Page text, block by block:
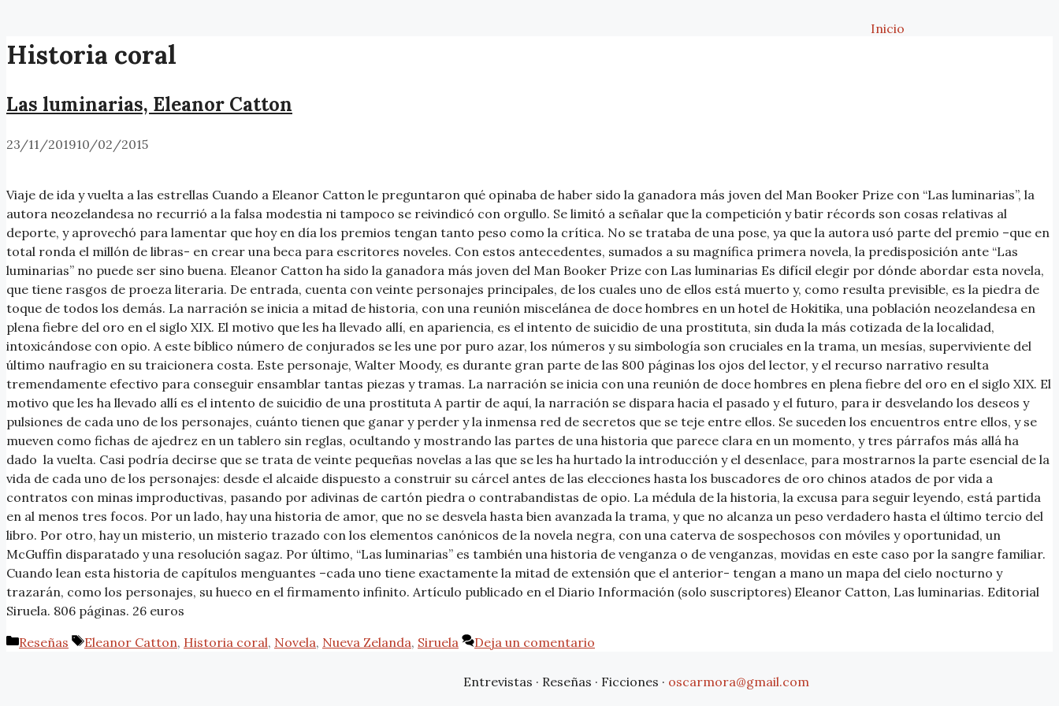
Inicio
Historia coral
Las luminarias, Eleanor Catton
23/11/201910/02/2015
Viaje de ida y vuelta a las estrellas Cuando a Eleanor Catton le preguntaron qué opinaba de haber sido la ganadora más joven del Man Booker Prize con “Las luminarias”, la
autora neozelandesa no recurrió a la falsa modestia ni tampoco se reivindicó con orgullo. Se limitó a señalar que la competición y batir récords son cosas relativas al
deporte, y aprovechó para lamentar que hoy en día los premios tengan tanto peso como la crítica. No se trataba de una pose, ya que la autora usó parte del premio –que en
total ronda el millón de libras- en crear una beca para escritores noveles. Con estos antecedentes, sumados a su magnífica primera novela, la predisposición ante “Las
luminarias” no puede ser sino buena. Eleanor Catton ha sido la ganadora más joven del Man Booker Prize con Las luminarias Es difícil elegir por dónde abordar esta novela,
que tiene rasgos de proeza literaria. De entrada, cuenta con veinte personajes principales, de los cuales uno de ellos está muerto y, como resulta previsible, es la piedra de
toque de todos los demás. La narración se inicia a mitad de historia, con una reunión miscelánea de doce hombres en un hotel de Hokitika, una población neozelandesa en
plena fiebre del oro en el siglo XIX. El motivo que les ha llevado allí, en apariencia, es el intento de suicidio de una prostituta, sin duda la más cotizada de la localidad,
intoxicándose con opio. A este bíblico número de conjurados se les une por puro azar, los números y su simbología son cruciales en la trama, un mesías, superviviente del
último naufragio en su traicionera costa. Este personaje, Walter Moody, es durante gran parte de las 800 páginas los ojos del lector, y el recurso narrativo resulta
tremendamente efectivo para conseguir ensamblar tantas piezas y tramas. La narración se inicia con una reunión de doce hombres en plena fiebre del oro en el siglo XIX. El
motivo que les ha llevado allí es el intento de suicidio de una prostituta A partir de aquí, la narración se dispara hacia el pasado y el futuro, para ir desvelando los deseos y
pulsiones de cada uno de los personajes, cuánto tienen que ganar y perder y la inmensa red de secretos que se teje entre ellos. Se suceden los encuentros entre ellos, y se
mueven como fichas de ajedrez en un tablero sin reglas, ocultando y mostrando las partes de una historia que parece clara en un momento, y tres párrafos más allá ha
dado la vuelta. Casi podría decirse que se trata de veinte pequeñas novelas a las que se les ha hurtado la introducción y el desenlace, para mostrarnos la parte esencial de la
vida de cada uno de los personajes: desde el alcaide dispuesto a construir su cárcel antes de las elecciones hasta los buscadores de oro chinos atados de por vida a
contratos con minas improductivas, pasando por adivinas de cartón piedra o contrabandistas de opio. La médula de la historia, la excusa para seguir leyendo, está partida
en al menos tres focos. Por un lado, hay una historia de amor, que no se desvela hasta bien avanzada la trama, y que no alcanza un peso verdadero hasta el último tercio del
libro. Por otro, hay un misterio, un misterio trazado con los elementos canónicos de la novela negra, con una caterva de sospechosos con móviles y oportunidad, un
McGuffin disparatado y una resolución sagaz. Por último, “Las luminarias” es también una historia de venganza o de venganzas, movidas en este caso por la sangre familiar.
Cuando lean esta historia de capítulos menguantes –cada uno tiene exactamente la mitad de extensión que el anterior- tengan a mano un mapa del cielo nocturno y
trazarán, como los personajes, su hueco en el firmamento infinito. Artículo publicado en el Diario Información (solo suscriptores) Eleanor Catton, Las luminarias. Editorial
Siruela. 806 páginas. 26 euros
Reseñas
Eleanor Catton, Historia coral, Novela, Nueva Zelanda, Siruela Deja un comentario
Entrevistas · Reseñas · Ficciones · oscarmora@gmail.com